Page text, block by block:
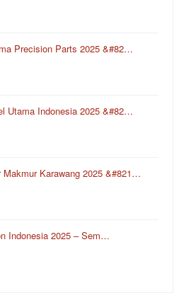
Precision Parts 2025 &#82…
Utama Indonesia 2025 &#82…
Makmur Karawang 2025 &#821…
Indonesia 2025 – Sem…